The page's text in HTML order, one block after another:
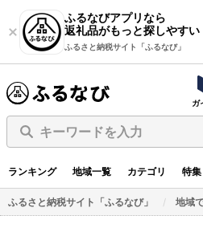
ふるなびアプリなら
返礼品がもっと探しやすい
ふるさと納税サイト「ふるなび」
ガ
キーワードを入力
ランキング 地域一覧 カテゴリ 特集
ふるさと納税サイト「ふるなび」 地域